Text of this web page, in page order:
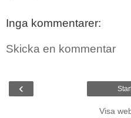
Inga kommentarer:
Skicka en kommentar
‹
Visa